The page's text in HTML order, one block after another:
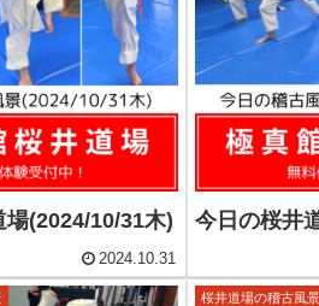
(2024/10/31木)
2024.10.31
今日の桜井
桜井道場の稽古風景